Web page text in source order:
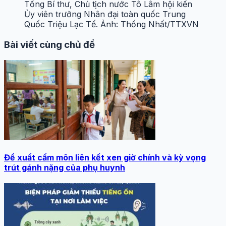
Tổng Bí thư, Chủ tịch nước Tô Lâm hội kiến
Ủy viên trưởng Nhân đại toàn quốc Trung
Quốc Triệu Lạc Tế. Ảnh: Thống Nhất/TTXVN
Bài viết cùng chủ đề
Đề xuất cấm môn liên kết xen giờ chính và kỳ vọng
trút gánh nặng của phụ huynh